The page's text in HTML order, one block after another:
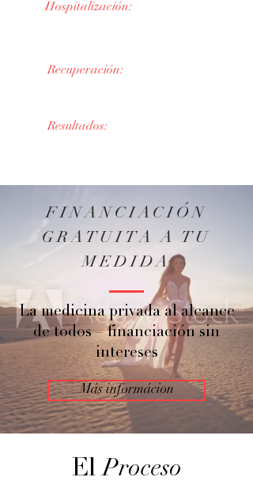
Hospitalización:
Recuperación:
Resultados:
FINANCIACIÓN
GRATUITA A TU
MEDIDA
La medicina privada al alcance
de todos – financiación sin
intereses
Más informácion
ElProceso